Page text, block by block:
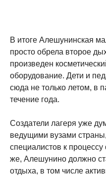
В итоге Алешунинская
просто обрела второе
произведен
оборудование. Дети и
сюда не только летом, в
течение года.
Создатели лагеря уже
ведущими вузами
специалистов к
же, Алешунино должно
отдыха, в том числе